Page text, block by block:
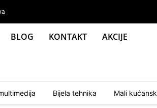
BLOG KONTAKT AKCIJE
Bijela tehnika Mali